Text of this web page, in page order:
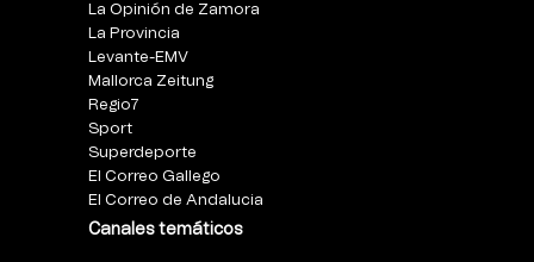
La Opinión de Zamora
La Provincia
Levante-EMV
Mallorca Zeitung
Regio7
Sport
Superdeporte
El Correo Gallego
El Correo de Andalucia
Canales temáticos